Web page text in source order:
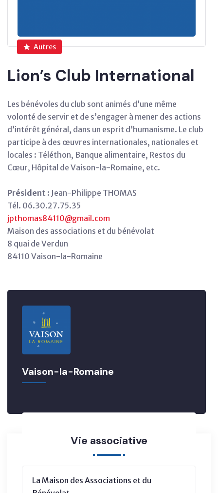
Autres
Lion’s Club International
Les bénévoles du club sont animés d’une même
volonté de servir et de s’engager à mener des actions
d’intérêt général, dans un esprit d’humanisme. Le club
participe à des œuvres internationales, nationales et
locales : Téléthon, Banque alimentaire, Restos du
Cœur, Hôpital de Vaison-la-Romaine, etc.
Président : Jean-Philippe THOMAS
Tél. 06.30.27.75.35
jpthomas84110@gmail.com
Maison des associations et du bénévolat
8 quai de Verdun
84110 Vaison-la-Romaine
Vaison-la-Romaine
Vie associative
La Maison des Associations et du